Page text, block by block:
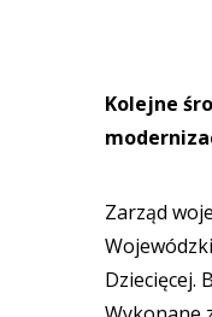
Kolejne
Zarząd
Dziecięcej.